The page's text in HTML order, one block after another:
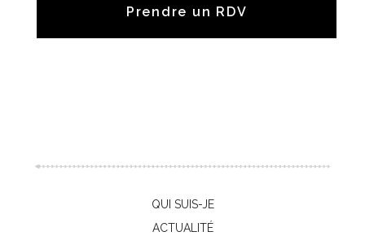
Prendre un RDV
QUI SUIS-JE
ACTUALITÉ